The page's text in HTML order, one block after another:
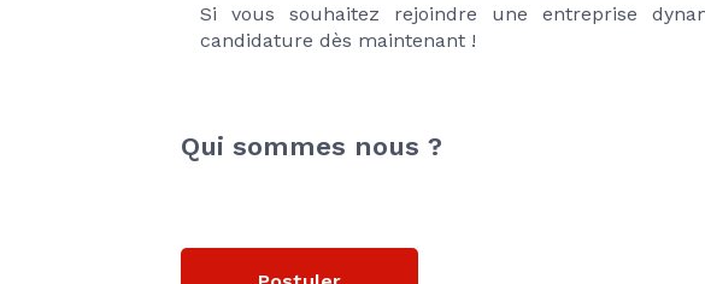
Si vous souhaitez rejoindre une entreprise
candidature dès maintenant !
Qui sommes nous ?